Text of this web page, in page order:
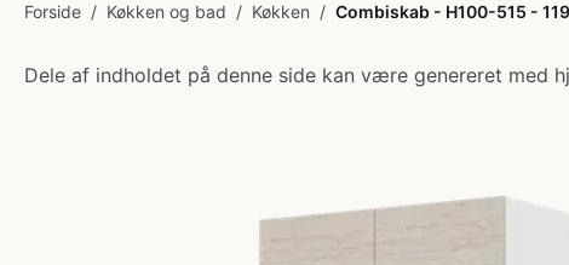
Forside / Køkken og bad / Køkken / Combiskab - H100-515 -
Dele af indholdet på denne side kan være genereret med